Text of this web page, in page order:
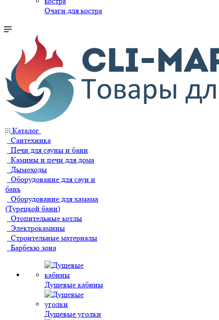
Очаги для костра
Каталог
Сантехника
Печи для сауны и бани
Камины и печи для дома
Дымоходы
Оборудование для саун и
бань
Оборудование для хамама
(Турецкой бани)
Отопительные котлы
Электрокамины
Строительные материалы
Барбекю зона
Душевые кабины
Душевые уголки